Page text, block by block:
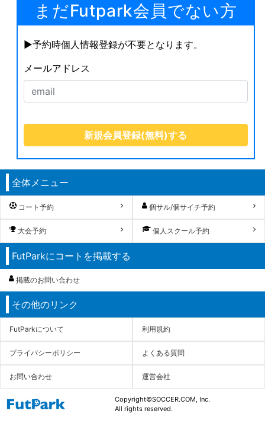
まだFutpark会員でない方
▶︎予約時個人情報登録が不要となります。
メールアドレス
全体メニュー
コート予約 個サル/個サイチ予約
大会予約 個人スクール予約
FutParkにコートを掲載する
掲載のお問い合わせ
その他のリンク
FutParkについて 利用規約
プライバシーポリシー よくある質問
お問い合わせ 運営会社
Copyright©SOCCER.COM, Inc.
All rights reserved.